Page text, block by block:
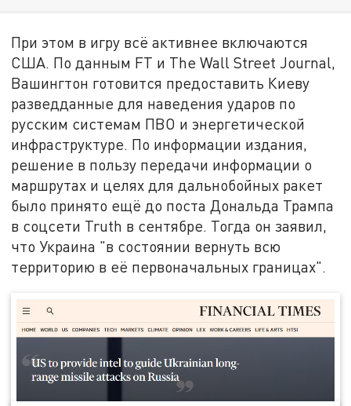
При этом в игру всё активнее включаются
США. По данным FT и The Wall Street Journal,
Вашингтон готовится предоставить Киеву
разведданные для наведения ударов по
русским системам ПВО и энергетической
инфраструктуре. По информации издания,
решение в пользу передачи информации о
маршрутах и целях для дальнобойных ракет
было принято ещё до поста Дональда Трампа
в соцсети Truth в сентябре. Тогда он заявил,
что Украина "в состоянии вернуть всю
территорию в её первоначальных границах".